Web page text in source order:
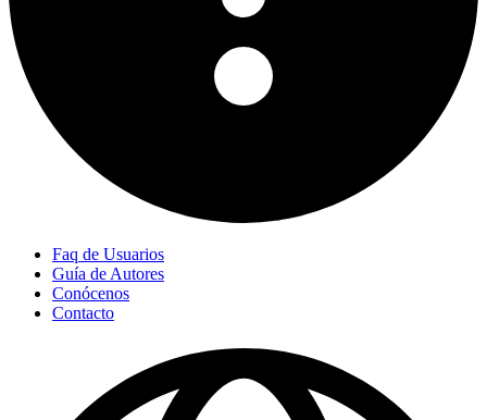
Faq de Usuarios
Guía de Autores
Conócenos
Contacto